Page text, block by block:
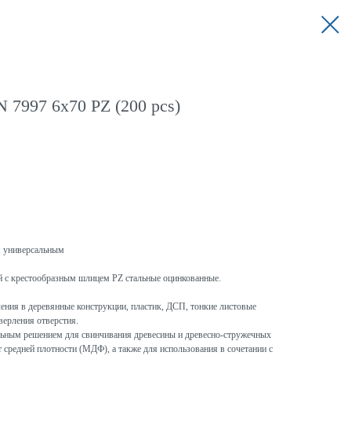
6x70 PZ (200 pcs)
крестообразным шлицем PZ стальные оцинкованные.
в деревянные конструкции, пластик, ДСП, тонкие листовые
отверстия.
решением для свинчивания древесины и древесно-стружечных
плотности (МДФ), а также для использования в сочетании с